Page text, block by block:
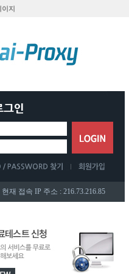
이지
현재 접속 IP 주소 : 216.73.216.85